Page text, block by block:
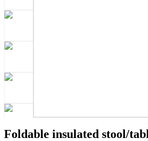
Foldable insulated stool/